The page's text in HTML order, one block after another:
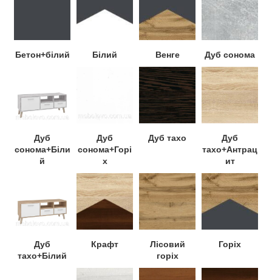
Бетон+білий Білий Венге Дуб сонома
Дуб
сонома+Біли
й
Дуб
сонома+Горі
х
Дуб тахо
Дуб
тахо+Антрац
ит
Дуб
тахо+Білий
Крафт
Лісовий
горіх
Горіх